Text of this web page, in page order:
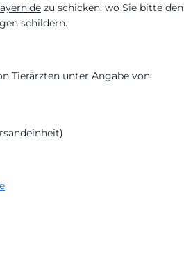
zu schicken, wo Sie bitte den
schildern.
Tierärzten unter Angabe von: